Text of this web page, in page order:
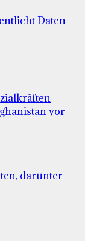
Daten
vor
darunter